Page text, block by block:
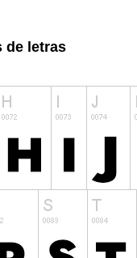
de letras